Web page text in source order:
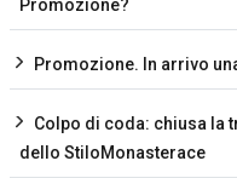
Promozione?
Promozione. In arrivo
Colpo di coda: chiusa la
dello StiloMonasterace